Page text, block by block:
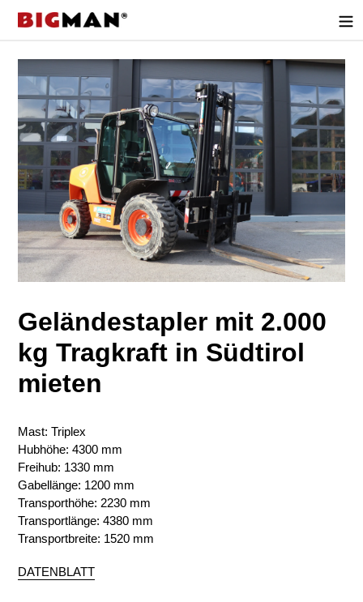
zum
Geländestapler mit 2.000
kg Tragkraft in Südtirol
mieten
Mast: Triplex
Hubhöhe: 4300 mm
Freihub: 1330 mm
Gabellänge: 1200 mm
Transporthöhe: 2230 mm
Transportlänge: 4380 mm
Transportbreite: 1520 mm
DATENBLATT